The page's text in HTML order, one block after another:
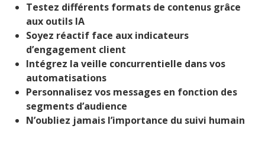
Testez différents formats de contenus grâce
aux outils IA
Soyez réactif face aux indicateurs
d’engagement client
Intégrez la veille concurrentielle dans vos
automatisations
Personnalisez vos messages en fonction des
segments d’audience
N’oubliez jamais l’importance du suivi humain